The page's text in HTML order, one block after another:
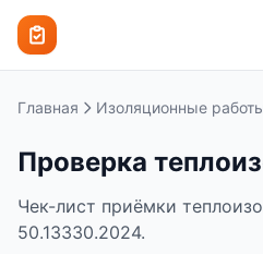
Перейти к содержимому
Главная Изоляционные
Проверка
Чек-лист приёмки
50.13330.2024.